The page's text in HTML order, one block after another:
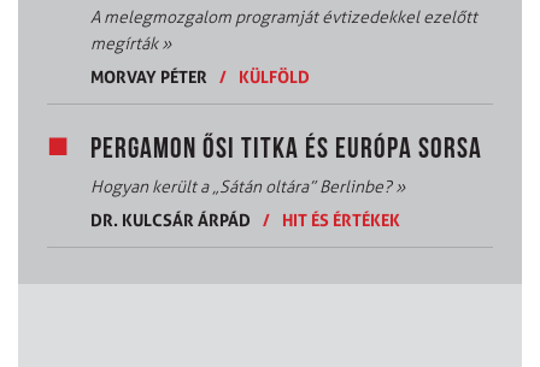
A melegmozgalom programját évtizedekkel ezelőtt
megírták»
MORVAY PÉTER
/ KÜLFÖLD
PERGAMON ŐSI TITKA ÉS EURÓPA SORSA
Hogyan került a „Sátán oltára” Berlinbe?»
DR. KULCSÁR ÁRPÁD
/ HIT ÉS ÉRTÉKEK